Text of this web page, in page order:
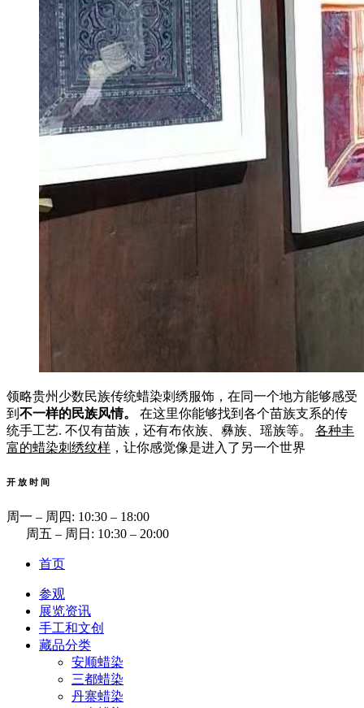
领略贵州少数民族传统蜡染刺绣服饰，在同一个地方能够感受
到 不一样的民族风情。
在这里你能够找到各个苗族支系的传
统手工艺. 不仅有苗族，还有布依族、彝族、瑶族等。 各种丰
富的蜡染刺绣纹样 ，让你感觉像是进入了另一个世界
开 放 时 间
周一 ‒ 周四: 10:30 ‒ 18:00
周五 ‒ 周日: 10:30 ‒ 20:00
首页
参观
展览资讯
手工和文创
藏品分类
安顺蜡染
三都蜡染
丹寨蜡染